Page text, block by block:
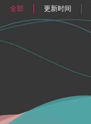
全部 更新时间